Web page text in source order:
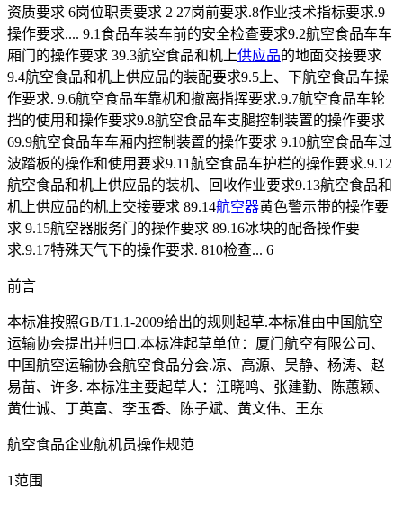
资质要求 6岗位职责要求 2 27岗前要求.8作业技术指标要求.9
操作要求.... 9.1食品车装车前的安全检查要求9.2航空食品车车
厢门的操作要求 39.3航空食品和机上供应品的地面交接要求
9.4航空食品和机上供应品的装配要求9.5上、下航空食品车操
作要求. 9.6航空食品车靠机和撤离指挥要求.9.7航空食品车轮
挡的使用和操作要求9.8航空食品车支腿控制装置的操作要求
69.9航空食品车车厢内控制装置的操作要求 9.10航空食品车过
波踏板的操作和使用要求9.11航空食品车护栏的操作要求.9.12
航空食品和机上供应品的装机、回收作业要求9.13航空食品和
机上供应品的机上交接要求 89.14航空器黄色警示带的操作要
求 9.15航空器服务门的操作要求 89.16冰块的配备操作要
求.9.17特殊天气下的操作要求. 810检查... 6
前言
本标准按照GB/T1.1-2009给出的规则起草.本标准由中国航空
运输协会提出并归口.本标准起草单位：厦门航空有限公司、
中国航空运输协会航空食品分会.凉、高源、吴静、杨涛、赵
易苗、许多. 本标准主要起草人：江晓鸣、张建勤、陈蕙颖、
黄仕诚、丁英富、李玉香、陈子斌、黄文伟、王东
航空食品企业航机员操作规范
1范围